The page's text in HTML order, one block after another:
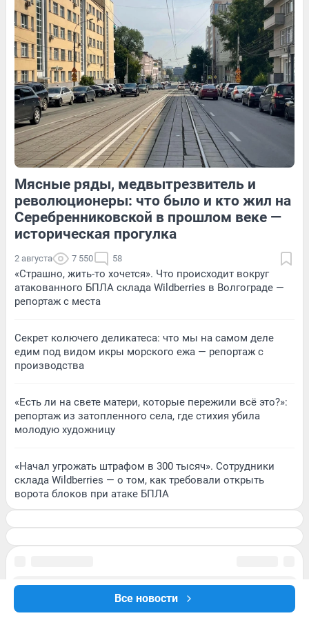
Все новости
15 Обсудить
124 1 17 Обсудить
Обсудить 19
Мясные ряды, медвытрезвитель и
революционеры: что было и кто жил на
Серебренниковской в прошлом веке —
историческая прогулка
2 августа 7 550 58
«Страшно, жить-то хочется». Что происходит вокруг
атакованного БПЛА склада Wildberries в Волгограде —
репортаж с места
Секрет колючего деликатеса: что мы на самом деле
едим под видом икры морского ежа — репортаж с
производства
«Есть ли на свете матери, которые пережили всё это?»:
репортаж из затопленного села, где стихия убила
молодую художницу
«Начал угрожать штрафом в 300 тысяч». Сотрудники
склада Wildberries — о том, как требовали открыть
ворота блоков при атаке БПЛА